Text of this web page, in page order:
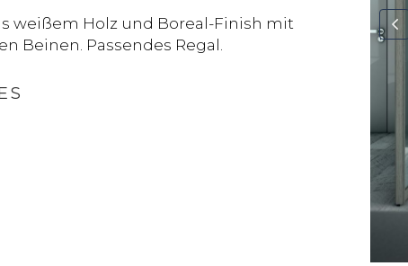
weißem Holz und Boreal-Finish mit
Beinen. Passendes Regal.